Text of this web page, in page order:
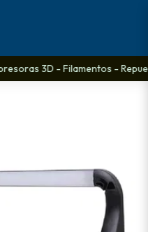
3D - Filamentos -